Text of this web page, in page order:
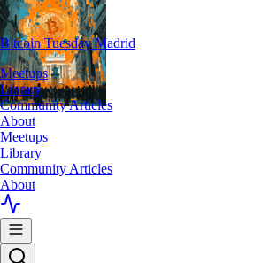
Bitcoin Tuesday Madrid
Meetups
Library
Community Articles
About
Meetups
Library
Community Articles
About